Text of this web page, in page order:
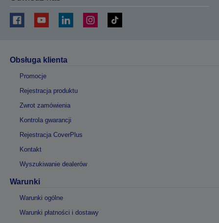
Obsługa klienta
Promocje
Rejestracja produktu
Zwrot zamówienia
Kontrola gwarancji
Rejestracja CoverPlus
Kontakt
Wyszukiwanie dealerów
Warunki
Warunki ogólne
Warunki płatności i dostawy